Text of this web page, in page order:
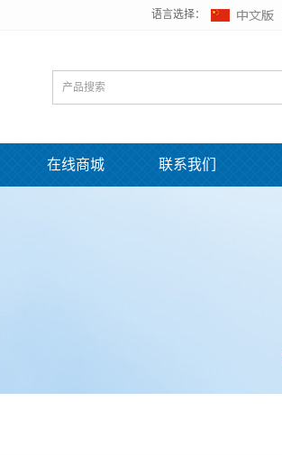
语言选择：
在线商城 联系我们